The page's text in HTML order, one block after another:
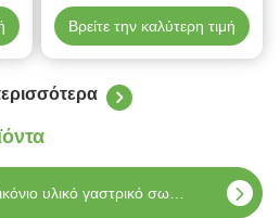
διπλός ενδοπνευμονικός
σωλήνας
Βρείτε την καλύτερη τιμή
Πιστοποιητικό PVC CE για το γαστρικό σωλήνα στομάχου 12FR